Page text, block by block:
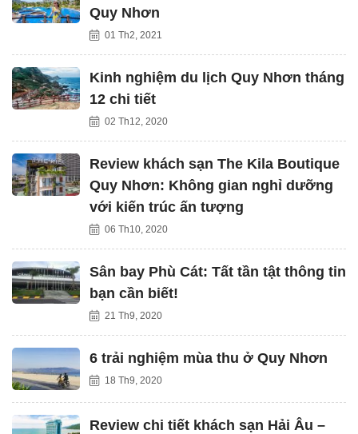
Quy Nhơn
01 Th2, 2021
Kinh nghiệm du lịch Quy Nhơn tháng
12 chi tiết
02 Th12, 2020
Review khách sạn The Kila Boutique
Quy Nhơn: Không gian nghỉ dưỡng
với kiến trúc ấn tượng
06 Th10, 2020
Sân bay Phù Cát: Tất tần tật thông tin
bạn cần biết!
21 Th9, 2020
6 trải nghiệm mùa thu ở Quy Nhơn
18 Th9, 2020
Review chi tiết khách sạn Hải Âu –